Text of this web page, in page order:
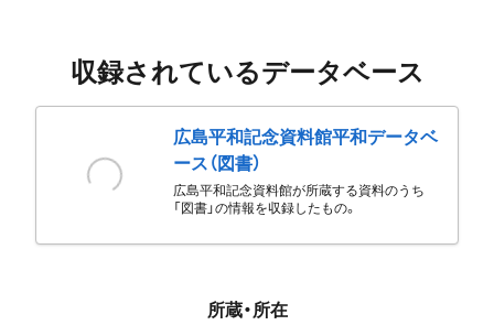
収録されているデータベース
広島平和記念資料館平和データベ
ース（図書）
広島平和記念資料館が所蔵する資料のうち
「図書」の情報を収録したもの。
所蔵・所在